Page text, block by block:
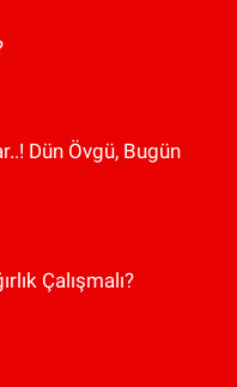
Dün Övgü, Bugün
Çalışmalı?